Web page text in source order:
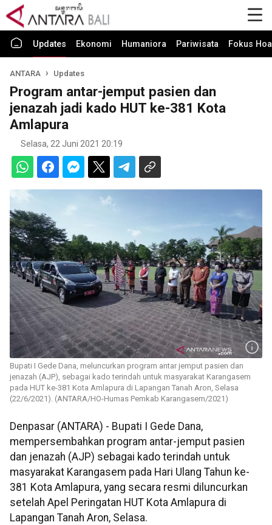
Updates Ekonomi Humaniora Pariwisata Fokus
ANTARA Updates
Program antar-jemput pasien dan
jenazah jadi kado HUT ke-381 Kota
Amlapura
Selasa, 22 Juni 2021 20:19
Bupati I Gede Dana, meluncurkan program antar jemput pasien dan
jenazah (AJP), sebagai kado terindah untuk masyarakat Karangasem
pada HUT ke-381 Kota Amlapura di Lapangan Tanah Aron, Selasa
(22/6/2021). (ANTARA/HO-Humas Pemkab Karangasem/2021)
Denpasar (ANTARA) - Bupati I Gede Dana,
mempersembahkan program antar-jemput pasien
dan jenazah (AJP) sebagai kado terindah untuk
masyarakat Karangasem pada Hari Ulang Tahun ke-
381 Kota Amlapura, yang secara resmi diluncurkan
setelah Apel Peringatan HUT Kota Amlapura di
Lapangan Tanah Aron, Selasa.